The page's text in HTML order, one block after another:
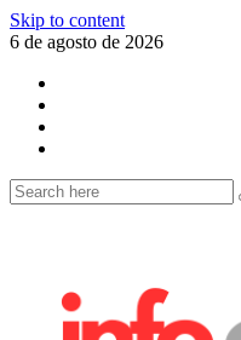
Skip to content
6 de agosto de 2026